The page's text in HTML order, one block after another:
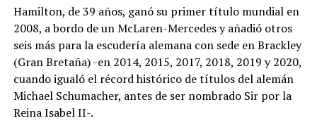
Hamilton, de 39 años, ganó su primer título mundial en
2008, a bordo de un McLaren-Mercedes y añadió otros
seis más para la escudería alemana con sede en Brackley
(Gran Bretaña) -en 2014, 2015, 2017, 2018, 2019 y 2020,
cuando igualó el récord histórico de títulos del alemán
Michael Schumacher, antes de ser nombrado Sir por la
Reina Isabel II-.